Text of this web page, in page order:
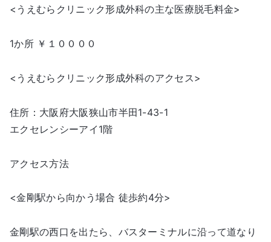
<うえむらクリニック形成外科の主な医療脱毛料金>
1か所 ￥１００００
<うえむらクリニック形成外科のアクセス>
住所：大阪府大阪狭山市半田1-43-1
エクセレンシーアイ1階
アクセス方法
<金剛駅から向かう場合 徒歩約4分>
金剛駅の西口を出たら、バスターミナルに沿って道なり